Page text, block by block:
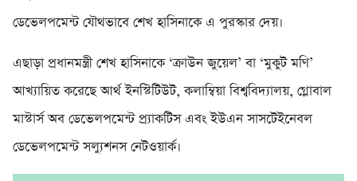
ডেভেলপমেন্ট যৌথভাবে শেখ হাসিনাকে এ পুরস্কার দেয়।
এছাড়া প্রধানমন্ত্রী শেখ হাসিনাকে ‘ক্রাউন জুয়েল’ বা ‘মুকুট মণি’
আখ্যায়িত করেছে আর্থ ইনস্টিটিউট, কলাম্বিয়া বিশ্ববিদ্যালয়, গ্লোবাল
মাস্টার্স অব ডেভেলপমেন্ট প্র্যাকটিস এবং ইউএন সাসটেইনেবল
ডেভেলপমেন্ট সল্যুশনস নেটওয়ার্ক।